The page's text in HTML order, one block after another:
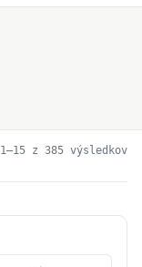
z 385 výsledkov